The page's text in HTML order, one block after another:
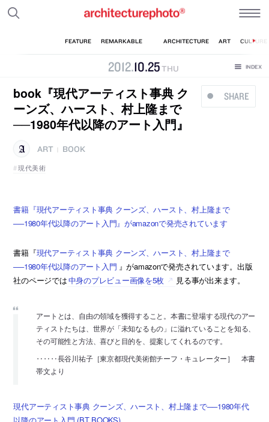
2012.10.25 THU
SHARE
book『現代アーティスト事典 ク
ーンズ、ハースト、村上隆まで
──1980年代以降のアート入門』
ART
BOOK
現代美術
書籍『現代アーティスト事典 クーンズ、ハースト、村上隆まで
──1980年代以降のアート入門』がamazonで発売されています
書籍『現代アーティスト事典 クーンズ、ハースト、村上隆まで
──1980年代以降のアート入門 』がamazonで発売されています。出版
社のページでは中身のプレビュー画像を5枚 見る事が出来ます。
アートとは、自由の領域を獲得すること。本書に登場する現代のアー
ティストたちは、世界が「未知なるもの」に溢れていることを知る、
その可能性と方法、喜びと目的を、提案してくれるのです。
‥‥‥長谷川祐子［東京都現代美術館チーフ・キュレーター］ 本書
帯文より
現代アーティスト事典 クーンズ、ハースト、村上隆まで──1980年代
以降のアート入門 (BT BOOKS)